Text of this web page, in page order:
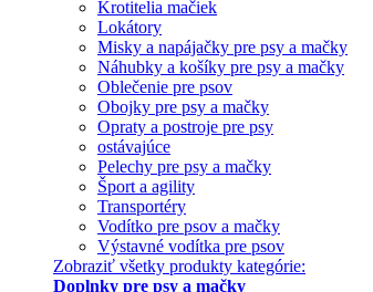
Krotitelia mačiek
Lokátory
Misky a napájačky pre psy a mačky
Náhubky a košíky pre psy a mačky
Oblečenie pre psov
Obojky pre psy a mačky
Opraty a postroje pre psy
ostávajúce
Pelechy pre psy a mačky
Šport a agility
Transportéry
Vodítko pre psov a mačky
Výstavné vodítka pre psov
Zobraziť všetky produkty kategórie:
Doplnky pre psy a mačky